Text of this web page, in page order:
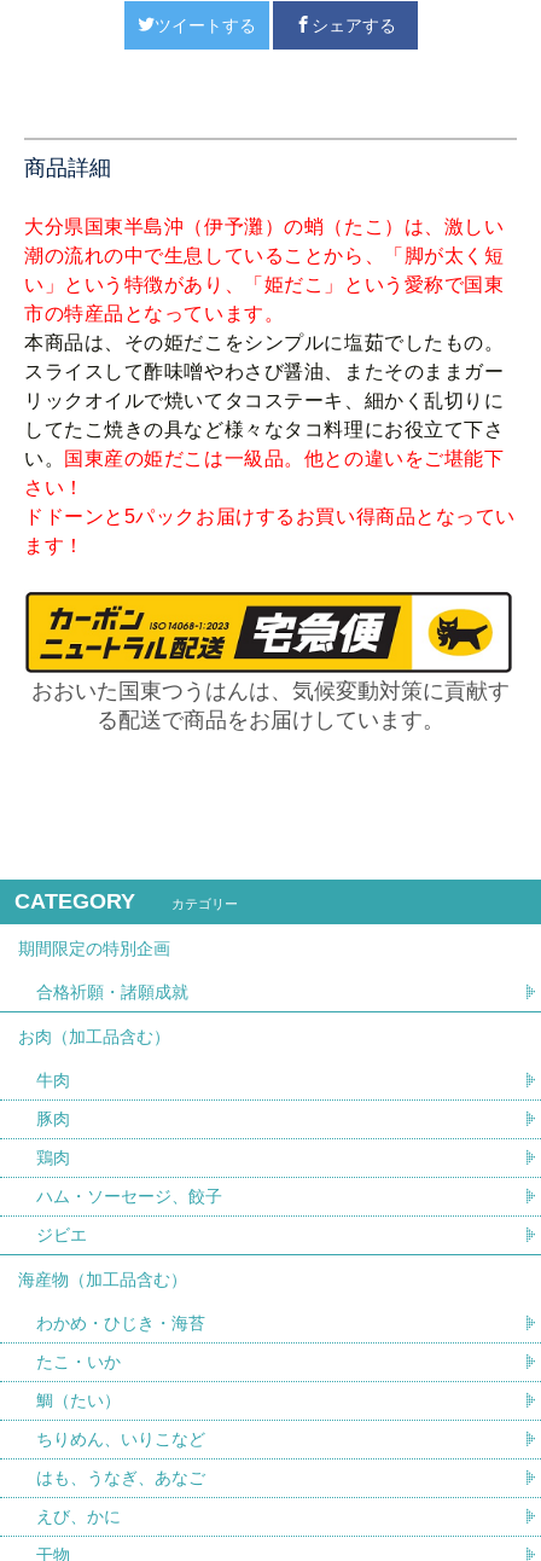
ツイートする シェアする
商品詳細
大分県国東半島沖（伊予灘）の蛸（たこ）は、激しい
潮の流れの中で生息していることから、「脚が太く短
い」という特徴があり、「姫だこ」という愛称で国東
市の特産品となっています。
本商品は、その姫だこをシンプルに塩茹でしたもの。
スライスして酢味噌やわさび醤油、またそのままガー
リックオイルで焼いてタコステーキ、細かく乱切りに
してたこ焼きの具など様々なタコ料理にお役立て下さ
い。
国東産の姫だこは一級品。他との違いをご堪能下
さい！
ドドーンと5パックお届けするお買い得商品となってい
ます！
おおいた国東つうはんは、気候変動対策に貢献す
る配送で商品をお届けしています。
CATEGORY カテゴリー
期間限定の特別企画
合格祈願・諸願成就
お肉（加工品含む）
牛肉
豚肉
鶏肉
ハム・ソーセージ、餃子
ジビエ
海産物（加工品含む）
わかめ・ひじき・海苔
たこ・いか
鯛（たい）
ちりめん、いりこなど
はも、うなぎ、あなご
えび、かに
干物